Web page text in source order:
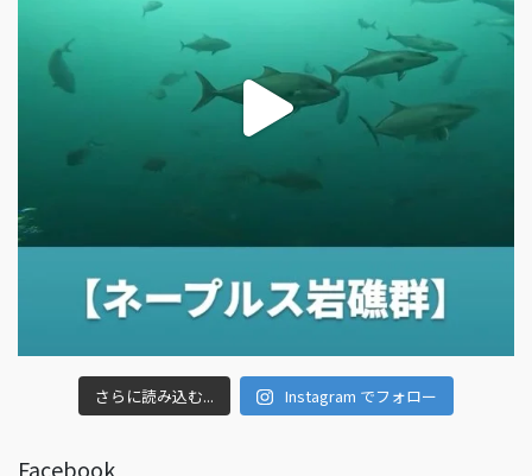
さらに読み込む... Instagram でフォロー
Facebook